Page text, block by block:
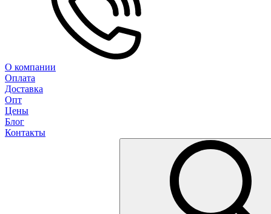
О компании
Оплата
Доставка
Опт
Цены
Блог
Контакты